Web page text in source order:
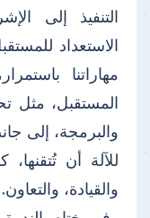
التنفيذ إلى
الاستعداد
مهاراتنا
المستقبل، مثل
والبرمجة، إلى
للآلة أن
والقيادة، والتعاون.